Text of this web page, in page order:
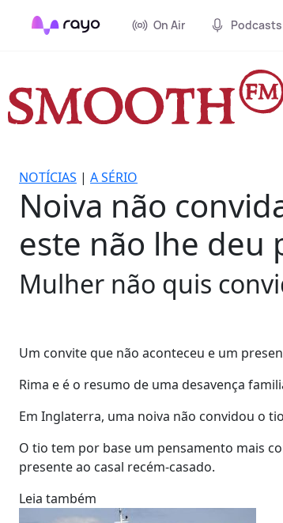
On Air Podcasts
NOTÍCIAS | A SÉRIO
Noiva não
este não lhe deu
Mulher não quis
Um convite que não aconteceu e um
Rima e é o resumo de uma desavença
Em Inglaterra, uma noiva não convidou o
O tio tem por base um pensamento mais
presente ao casal recém-casado.
Leia também